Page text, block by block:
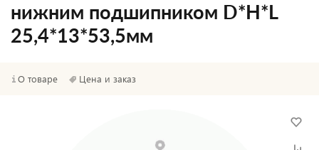
нижним подшипником D*H*L
25,4*13*53,5мм
О товаре Цена и заказ